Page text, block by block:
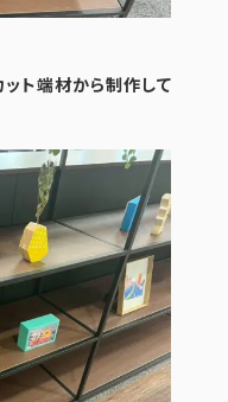
ト端材から制作して